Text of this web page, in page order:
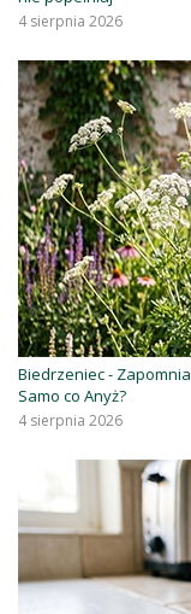
4 sierpnia 2026
Biedrzeniec -
Samo co Anyż?
4 sierpnia 2026